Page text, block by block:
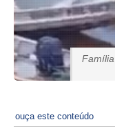
ouça este conteúdo